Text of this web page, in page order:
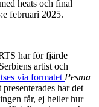
heats och final
februari 2025.
har för fjärde
artist och
via formatet Pesma
har det
får, ej heller hur